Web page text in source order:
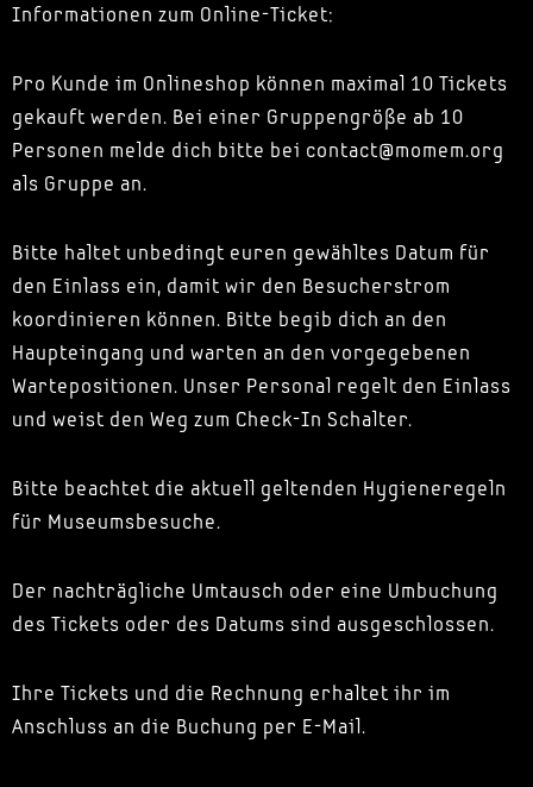
Informationen zum Online-Ticket:
Pro Kunde im Onlineshop können maximal 10 Tickets
gekauft werden. Bei einer Gruppengröße ab 10
Personen melde dich bitte bei contact@momem.org
als Gruppe an.
Bitte haltet unbedingt euren gewähltes Datum für
den Einlass ein, damit wir den Besucherstrom
koordinieren können. Bitte begib dich an den
Haupteingang und warten an den vorgegebenen
Wartepositionen. Unser Personal regelt den Einlass
und weist den Weg zum Check-In Schalter.
Bitte beachtet die aktuell geltenden Hygieneregeln
für Museumsbesuche.
Der nachträgliche Umtausch oder eine Umbuchung
des Tickets oder des Datums sind ausgeschlossen.
Ihre Tickets und die Rechnung erhaltet ihr im
Anschluss an die Buchung per E-Mail.